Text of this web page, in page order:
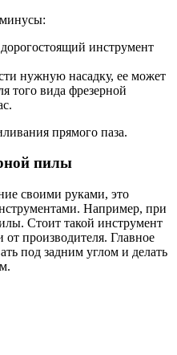
минусы:
инструмент
нужную насадку, ее может
того вида фрезерной
прямого паза.
пилы
своими руками, это
Например, при
Стоит такой инструмент
от производителя. Главное
под задним углом и делать